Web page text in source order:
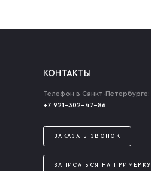
КОНТАКТЫ
Телефон в Санкт-Петербурге:
+7 921-302-47-86
ЗАКАЗАТЬ ЗВОНОК
ЗАПИСАТЬСЯ НА ПРИМЕРКУ